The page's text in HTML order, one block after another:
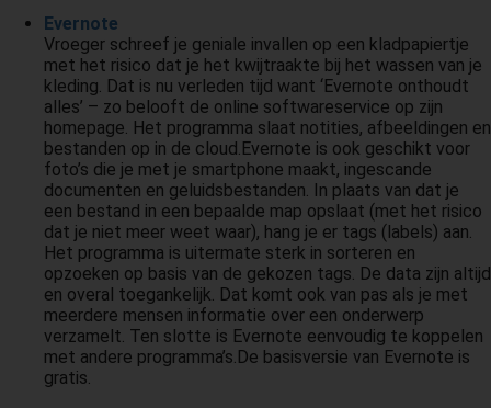
Evernote
Vroeger schreef je geniale invallen op een kladpapiertje
met het risico dat je het kwijtraakte bij het wassen van je
kleding. Dat is nu verleden tijd want ‘Evernote onthoudt
alles’ – zo belooft de online softwareservice op zijn
homepage. Het programma slaat notities, afbeeldingen en
bestanden op in de cloud.Evernote is ook geschikt voor
foto’s die je met je smartphone maakt, ingescande
documenten en geluidsbestanden. In plaats van dat je
een bestand in een bepaalde map opslaat (met het risico
dat je niet meer weet waar), hang je er tags (labels) aan.
Het programma is uitermate sterk in sorteren en
opzoeken op basis van de gekozen tags. De data zijn altijd
en overal toegankelijk. Dat komt ook van pas als je met
meerdere mensen informatie over een onderwerp
verzamelt. Ten slotte is Evernote eenvoudig te koppelen
met andere programma’s.De basisversie van Evernote is
gratis.
Hierdoor
website-
van